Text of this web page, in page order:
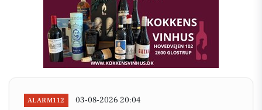
ALARM112 03-08-2026 20:04